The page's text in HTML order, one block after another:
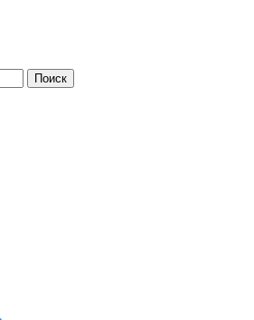
Поиск